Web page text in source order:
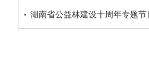
湖南省公益林建设十周年专题